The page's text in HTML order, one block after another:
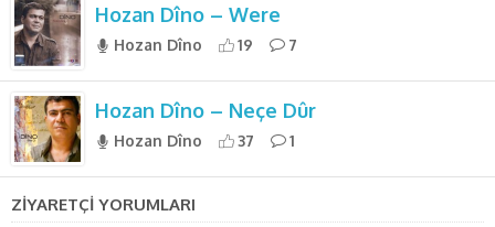
Hozan Dîno – Were
Hozan Dîno 19 7
Hozan Dîno – Neçe Dûr
Hozan Dîno 37 1
ZİYARETÇİ YORUMLARI